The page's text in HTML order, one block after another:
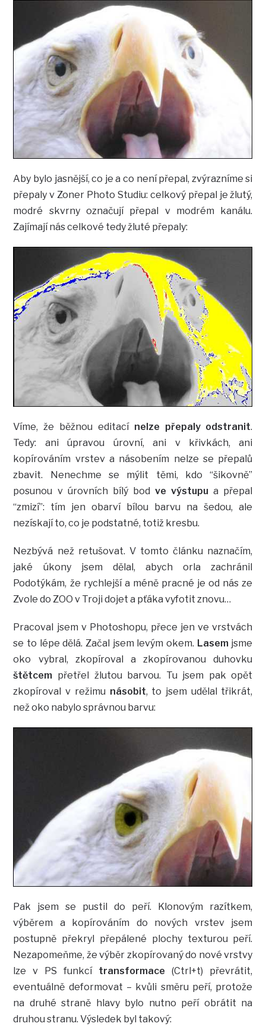
Aby bylo jasnější, co je a co není přepal, zvýrazníme si
přepaly v Zoner Photo Studiu: celkový přepal je žlutý,
modré skvrny označují přepal v modrém kanálu.
Zajímají nás celkové tedy žluté přepaly:
Víme, že běžnou editací nelze přepaly odstranit.
Tedy: ani úpravou úrovní, ani v křivkách, ani
kopírováním vrstev a násobením nelze se přepalů
zbavit. Nenechme se mýlit těmi, kdo “šikovně”
posunou v úrovních bílý bodve výstupu a přepal
“zmizí”: tím jen obarví bílou barvu na šedou, ale
nezískají to, co je podstatné, totiž kresbu.
Nezbývá než retušovat. V tomto článku naznačím,
jaké úkony jsem dělal, abych orla zachránil
Podotýkám, že rychlejší a méně pracné je od nás ze
Zvole do ZOO v Troji dojet a pťáka vyfotit znovu…
Pracoval jsem v Photoshopu, přece jen ve vrstvách
se to lépe dělá. Začal jsem levým okem. Lasemjsme
oko vybral, zkopíroval a zkopírovanou duhovku
štětcem přetřel žlutou barvou. Tu jsem pak opět
zkopíroval v režimu násobit, to jsem udělal třikrát,
než oko nabylo správnou barvu:
Pak jsem se pustil do peří. Klonovým razítkem,
výběrem a kopírováním do nových vrstev jsem
postupně překryl přepálené plochy texturou peří.
Nezapomeňme, že výběr zkopírovaný do nové vrstvy
lze v PS funkcí transformace(Ctrl+t) převrátit,
eventuálně deformovat – kvůli směru peří, protože
na druhé straně hlavy bylo nutno peří obrátit na
druhou stranu. Výsledek byl takový: